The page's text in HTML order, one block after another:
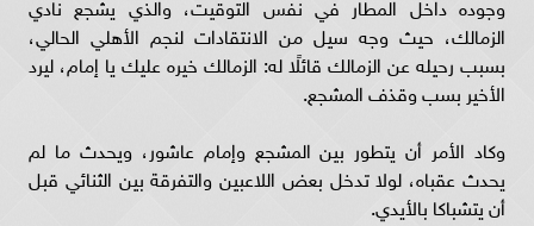
الزمالك، حيث وجه سيل من الانتقادات لنجم الأهلي الحالي،
بسبب رحيله عن الزمالك قائلًا له: الزمالك خيره عليك يا إمام، ليرد
الأخير بسب وقذف المشجع.
وكاد الأمر أن يتطور بين المشجع وإمام عاشور، ويحدث ما لم
يحدث عقباه، لولا تدخل بعض اللاعبين والتفرقة بين الثنائي قبل
أن يتشباكا بالأيدي.